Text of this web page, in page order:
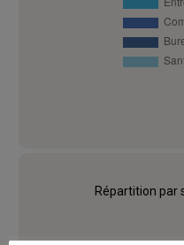
Répartition par